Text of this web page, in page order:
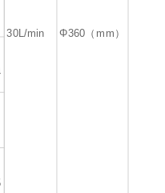
30L/min Φ360（mm）